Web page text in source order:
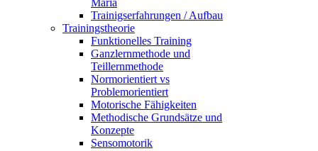
Maria
Trainigserfahrungen / Aufbau
Trainingstheorie
Funktionelles Training
Ganzlernmethode und
Teillernmethode
Normorientiert vs
Problemorientiert
Motorische Fähigkeiten
Methodische Grundsätze und
Konzepte
Sensomotorik